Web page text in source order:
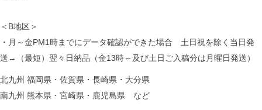
＜B地区＞
・月～金PM1時までにデータ確認ができた場合 土日祝を除く当日発
送→（最短）翌々日納品（金13時～及び土日ご入稿分は月曜日発送）
北九州 福岡県・佐賀県・長崎県・大分県
南九州 熊本県・宮崎県・鹿児島県 など